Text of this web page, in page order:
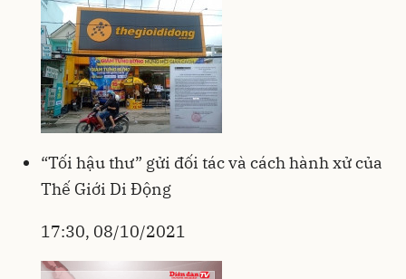
“Tối hậu thư” gửi đối tác và cách hành xử của
Thế Giới Di Động
17:30, 08/10/2021